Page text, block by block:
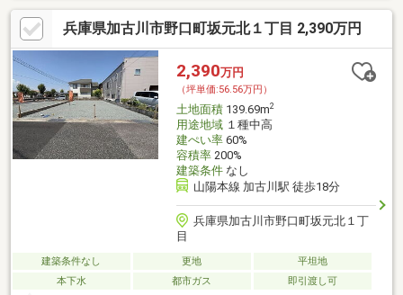
兵庫県加古川市野口町坂元北１丁目 2,390万円
2,390万円
（坪単価:56.56万円）
土地面積139.69m2
用途地域１種中高
建ぺい率60%
容積率200%
建築条件なし
山陽本線 加古川駅 徒歩18分
兵庫県加古川市野口町坂元北１丁
目
建築条件なし 更地
平坦地
本下水
都市ガス 即引渡し可